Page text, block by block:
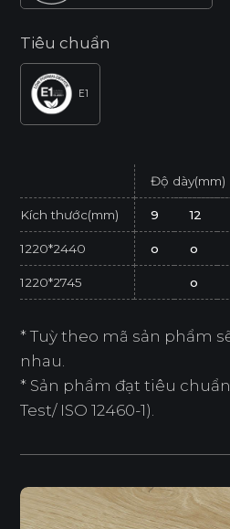
Tiêu chuẩn
E1
Độ dày(mm)
Kích thước(mm) 9 12
1220*2440 o o
1220*2745 o
* Tuỳ theo mã sản phẩm
nhau.
* Sản phẩm đạt tiêu chuẩn
Test/ ISO 12460-1).